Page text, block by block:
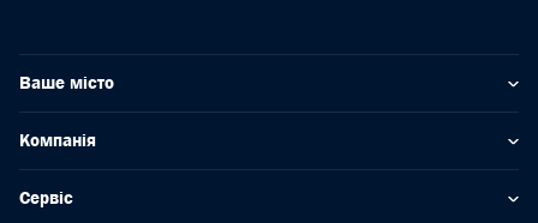
Ваше місто
Компанія
Сервіс